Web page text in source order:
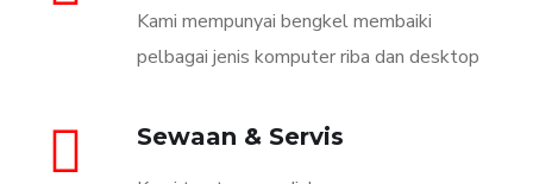
Kami mempunyai bengkel membaiki
pelbagai jenis komputer riba dan desktop
Sewaan & Servis